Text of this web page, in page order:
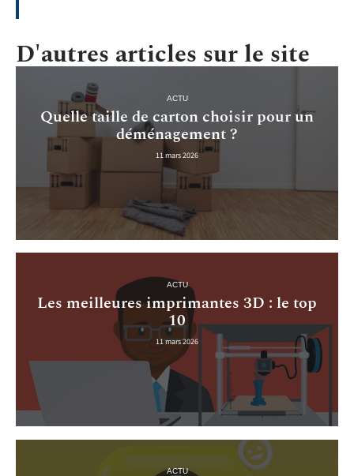
D'autres articles sur le site
ACTU
Quelle taille de carton choisir pour un
déménagement ?
11 mars 2026
ACTU
Les meilleures imprimantes 3D : le top
10
11 mars 2026
ACTU